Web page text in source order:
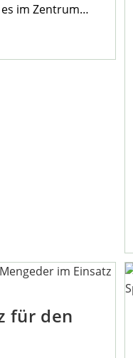
im Zentrum…
für den